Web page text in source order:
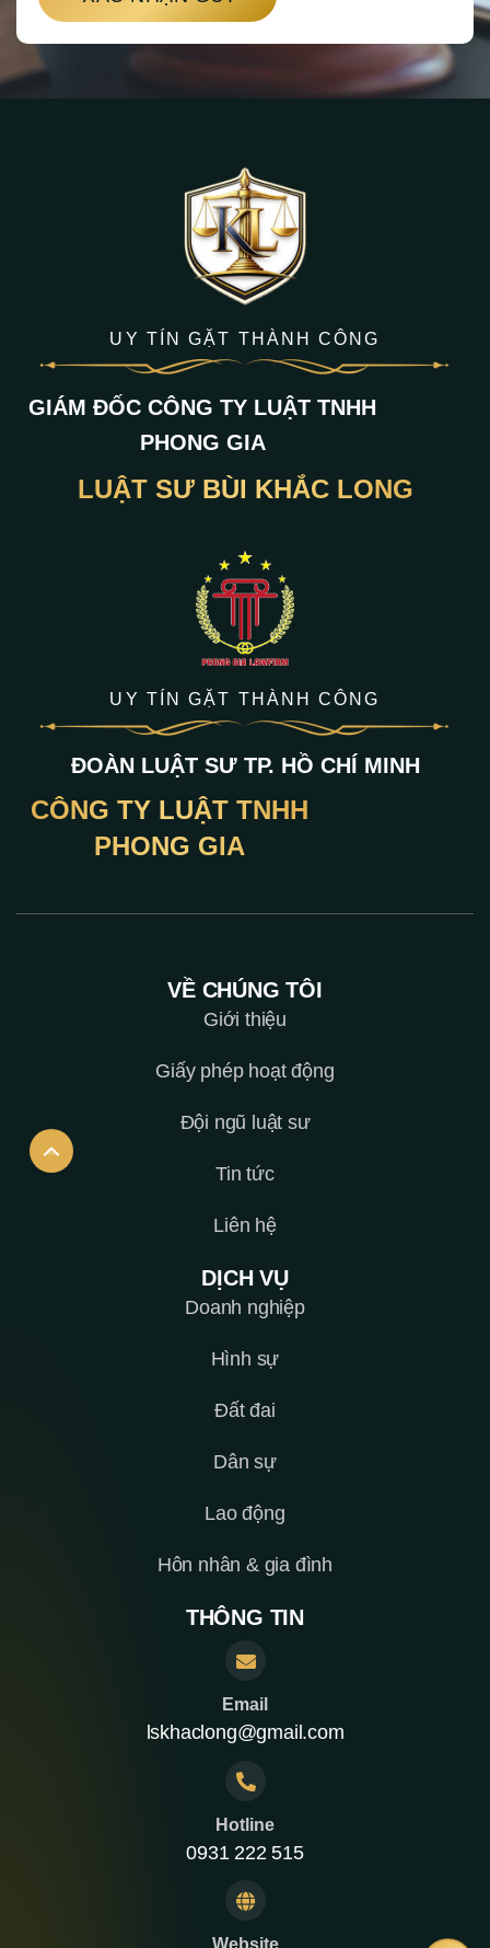
UY TÍN GẶT THÀNH CÔNG
GIÁM ĐỐC CÔNG TY LUẬT TNHH
PHONG GIA
LUẬT SƯ BÙI KHẮC LONG
UY TÍN GẶT THÀNH CÔNG
ĐOÀN LUẬT SƯ TP. HỒ CHÍ MINH
CÔNG TY LUẬT TNHH
PHONG GIA
VỀ CHÚNG TÔI
Giới thiệu
Giấy phép hoạt động
Đội ngũ luật sư
Tin tức
Liên hệ
DỊCH VỤ
Doanh nghiệp
Hình sự
Đất đai
Dân sự
Lao động
Hôn nhân & gia đình
THÔNG TIN
Email
lskhaclong@gmail.com
Hotline
0931 222 515
Website